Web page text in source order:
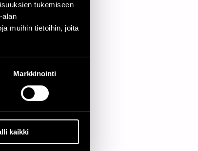
tukemiseen
alan
muihin tietoihin, joita
Markkinointi
kaikki